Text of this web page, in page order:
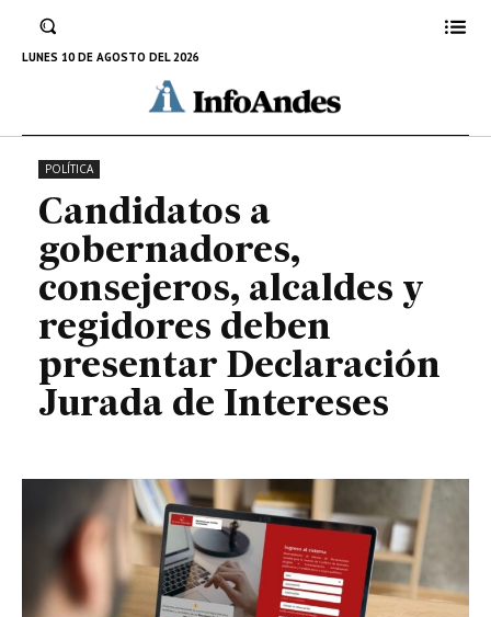
LUNES 10 DE AGOSTO DEL 2026
deben presentar Declaración
Jurada de Intereses
21 DE JULIO DE 2022
POLÍTICA
Candidatos a
gobernadores,
consejeros, alcaldes y
regidores deben
presentar Declaración
Jurada de Intereses